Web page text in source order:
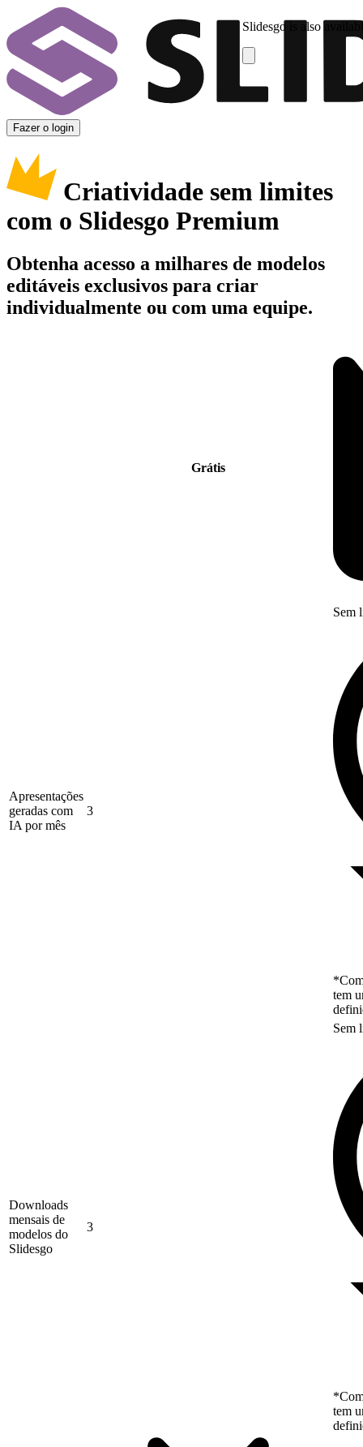
Slidesgo is also
Fazer o login
Criatividade sem limites
com o Slidesgo Premium
Obtenha acesso a milhares de modelos
editáveis exclusivos para criar
individualmente ou com uma equipe.
Grátis
Apresentações
geradas com
IA por mês
3
Sem
tem
Downloads
mensais de
modelos do
Slidesgo
3
Sem
tem